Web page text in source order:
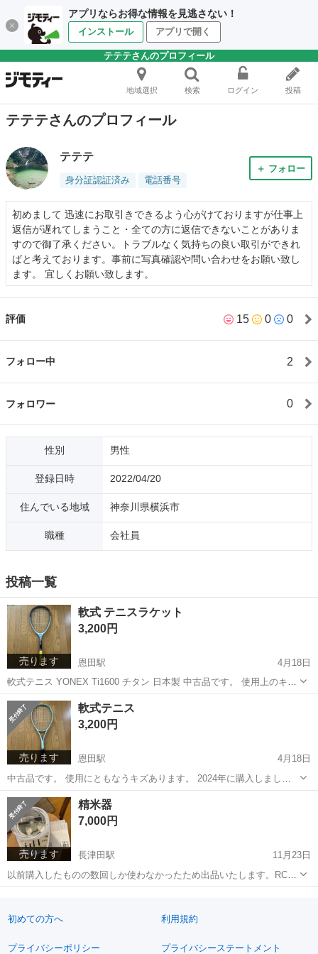
アプリならお得な情報を見逃さない！
インストール アプリで開く
テテテさんのプロフィール
地域選択 検索 ログイン 投稿
テテテさんのプロフィール
テテテ
身分証認証済み 電話番号
＋ フォロー
初めまして 迅速にお取引きできるよう心がけておりますが仕事上
返信が遅れてしまうこと・全ての方に返信できないことがありま
すので御了承ください。トラブルなく気持ちの良い取引ができれ
ばと考えております。事前に写真確認や問い合わせをお願い致し
ます。 宜しくお願い致します。
評価 15 0 0
フォロー中 2
フォロワー 0
性別 男性
登録日時 2022/04/20
住んでいる地域 神奈川県横浜市
職種 会社員
投稿一覧
売ります
軟式 テニスラケット
3,200円
恩田駅
4月18日
軟式テニス YONEX Ti1600 チタン 日本製 中古品です。 使用上のキズ
あります。 ご検討ください。
神奈川 横浜市 恩田駅
売ります
軟式テニス
3,200円
恩田駅
4月18日
中古品です。 使用にともなうキズあります。 2024年に購入しまし
た。 軟式テニス ミズノ TECHNIX エントリーモデル 中1 高1
神奈川 横浜市 恩田駅
売ります
精米器
7,000円
長津田駅
11月23日
以前購入したものの数回しか使わなかったため出品いたします。RC23
より少しグレードが高い物だと思います。 動作確認したところ異常あ
味米 RC57
初めての方へ 利用規約
プライバシーポリシー プライバシーステートメント